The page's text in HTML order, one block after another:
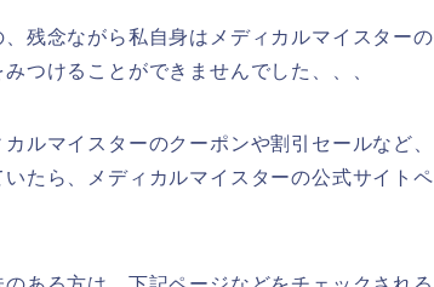
残念ながら私自身はメディカルマイスターの
つけることができませんでした、、、
ルマイスターのクーポンや割引セールなど、
たら、メディカルマイスターの公式サイトペ